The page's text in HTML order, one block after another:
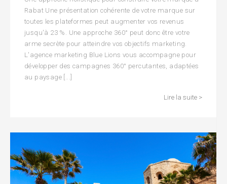
Rabat Une présentation cohérente de votre marque sur
toutes les plateformes peut augmenter vos revenus
jusqu'à 23 %. Une approche 360° peut donc être votre
arme secrète pour atteindre vos objectifs marketing.
L'agence marketing Blue Lions vous accompagne pour
développer des campagnes 360° percutantes, adaptées
au paysage [...]
Lire la suite >